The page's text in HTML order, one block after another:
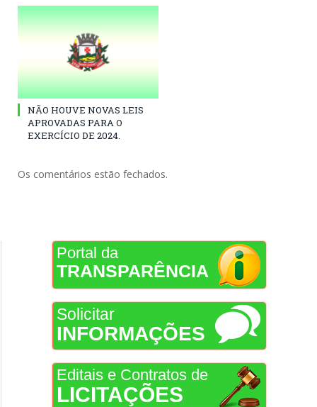
NÃO HOUVE NOVAS LEIS
APROVADAS PARA O
EXERCÍCIO DE 2024.
Os comentários estão fechados.
Portal da
TRANSPARÊNCIA
Solicitar
INFORMAÇÕES
Editais e Contratos de
LICITAÇÕES